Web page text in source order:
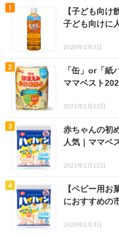
【子ども向け
子ども向けに
2020年2月3日
「缶」or「紙
ママベスト
2021年1月12日
赤ちゃんの初
人気｜ママベ
2021年1月12日
【ベビー用
におすすめの
2020年2月3日